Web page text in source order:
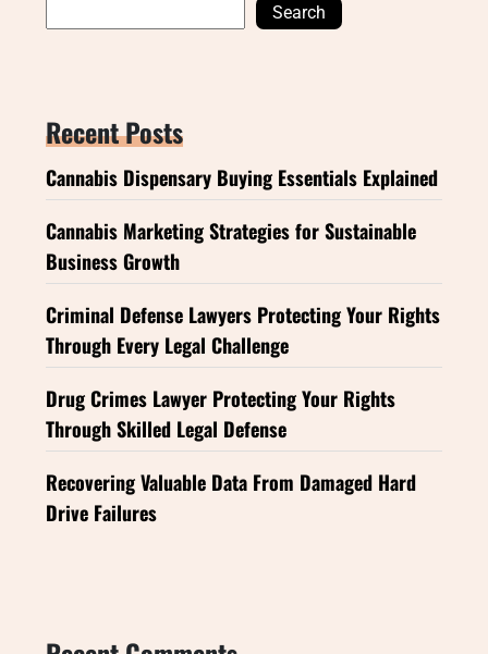
Search
Recent Posts
Cannabis Dispensary Buying Essentials Explained
Cannabis Marketing Strategies for Sustainable
Business Growth
Criminal Defense Lawyers Protecting Your Rights
Through Every Legal Challenge
Drug Crimes Lawyer Protecting Your Rights
Through Skilled Legal Defense
Recovering Valuable Data From Damaged Hard
Drive Failures